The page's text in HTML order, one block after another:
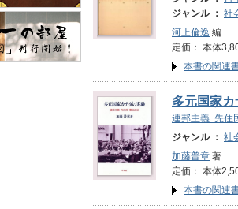
ジャンル ： 社
河上倫逸 編
定価： 本体
本書の関連
多元国家
連邦主義･先住
ジャンル ： 社
加藤普章 著
定価： 本体
本書の関連